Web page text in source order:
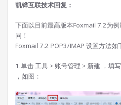
凯铧互联技术回复：
下面以目前最高版本Foxmail 7.2为
同！
Foxmail 7.2 POP3/IMAP 设置方法如
1.单击 工具 > 账号管理 > 新建 ，填
，如图：